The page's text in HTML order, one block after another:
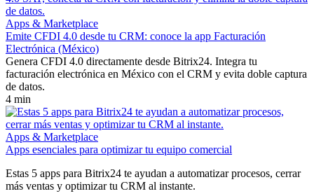
Apps & Marketplace
Emite CFDI 4.0 desde tu CRM: conoce la app Facturación
Electrónica (México)
Genera CFDI 4.0 directamente desde Bitrix24. Integra tu
facturación electrónica en México con el CRM y evita doble captura
de datos.
4 min
Apps & Marketplace
Apps esenciales para optimizar tu equipo comercial
Estas 5 apps para Bitrix24 te ayudan a automatizar procesos, cerrar
más ventas y optimizar tu CRM al instante.